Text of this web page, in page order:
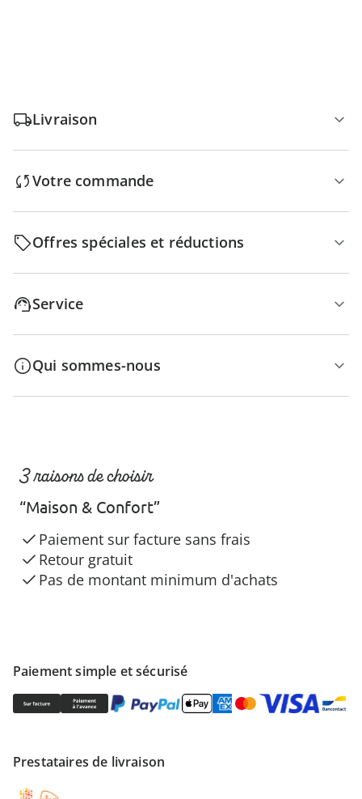
Livraison
Votre commande
Offres spéciales et réductions
Service
Qui sommes-nous
Paiement simple et sécurisé
Prestataires de livraison
3 raisons de choisir
“Maison & Confort”
Paiement sur facture sans frais
Retour gratuit
Pas de montant minimum d'achats